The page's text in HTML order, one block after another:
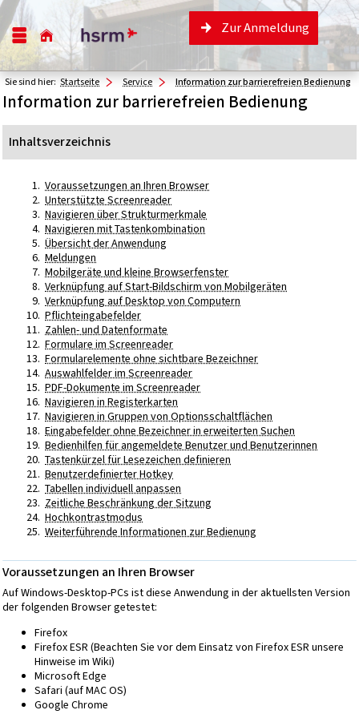
Zur Anmeldung
Sie sind hier: Startseite Service Information zur barrierefreien Bedienung
Information zur barrierefreien Bedienung
Inhaltsverzeichnis
Voraussetzungen an Ihren Browser
Unterstützte Screenreader
Navigieren über Strukturmerkmale
Navigieren mit Tastenkombination
Übersicht der Anwendung
Meldungen
Mobilgeräte und kleine Browserfenster
Verknüpfung auf Start-Bildschirm von Mobilgeräten
Verknüpfung auf Desktop von Computern
Pflichteingabefelder
Zahlen- und Datenformate
Formulare im Screenreader
Formularelemente ohne sichtbare Bezeichner
Auswahlfelder im Screenreader
PDF-Dokumente im Screenreader
Navigieren in Registerkarten
Navigieren in Gruppen von Optionsschaltflächen
Eingabefelder ohne Bezeichner in erweiterten Suchen
Bedienhilfen für angemeldete Benutzer und Benutzerinnen
Tastenkürzel für Lesezeichen definieren
Benutzerdefinierter Hotkey
Tabellen individuell anpassen
Zeitliche Beschränkung der Sitzung
Hochkontrastmodus
Weiterführende Informationen zur Bedienung
Voraussetzungen an Ihren Browser
Auf Windows-Desktop-PCs ist diese Anwendung in der aktuellsten Version
der folgenden Browser getestet:
Firefox
Firefox ESR (Beachten Sie vor dem Einsatz von Firefox ESR unsere
Hinweise im Wiki)
Microsoft Edge
Safari (auf MAC OS)
Google Chrome